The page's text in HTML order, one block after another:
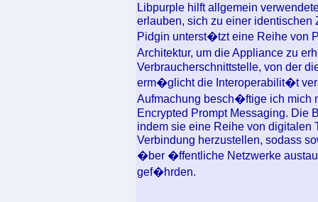
Libpurple hilft allgemein
erlauben, sich zu einer identischen
Pidgin unterst�tzt eine Reihe von
Architektur, um die Appliance zu
Verbraucherschnittstelle, von der
erm�glicht die Interoperabilit�t
Aufmachung besch�ftige ich mich
Encrypted Prompt Messaging. Die
indem sie eine Reihe von digitalen
Verbindung herzustellen, sodass
�ber �ffentliche Netzwerke
gef�hrden.